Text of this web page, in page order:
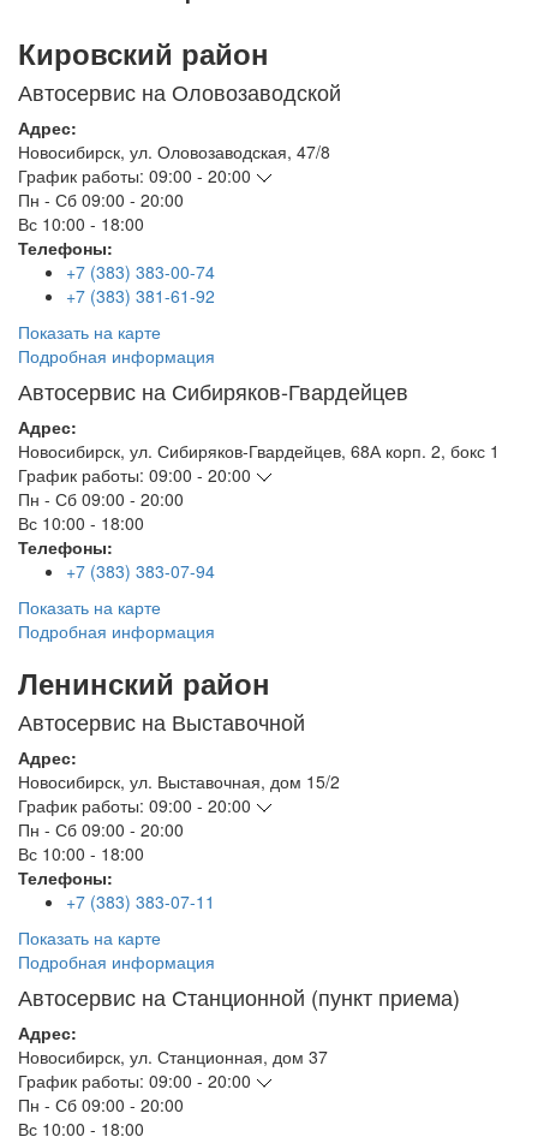
Кировский район
Автосервис на Оловозаводской
Адрес:
Новосибирск, ул. Оловозаводская, 47/8
График работы: 09:00 - 20:00
Пн - Сб 09:00 - 20:00
Вс 10:00 - 18:00
Телефоны:
+7 (383) 383-00-74
+7 (383) 381-61-92
Показать на карте
Подробная информация
Автосервис на Сибиряков-Гвардейцев
Адрес:
Новосибирск, ул. Сибиряков-Гвардейцев, 68А корп. 2, бокс 1
График работы: 09:00 - 20:00
Пн - Сб 09:00 - 20:00
Вс 10:00 - 18:00
Телефоны:
+7 (383) 383-07-94
Показать на карте
Подробная информация
Ленинский район
Автосервис на Выставочной
Адрес:
Новосибирск, ул. Выставочная, дом 15/2
График работы: 09:00 - 20:00
Пн - Сб 09:00 - 20:00
Вс 10:00 - 18:00
Телефоны:
+7 (383) 383-07-11
Показать на карте
Подробная информация
Автосервис на Станционной (пункт приема)
Адрес:
Новосибирск, ул. Станционная, дом 37
График работы: 09:00 - 20:00
Пн - Сб 09:00 - 20:00
Вс 10:00 - 18:00